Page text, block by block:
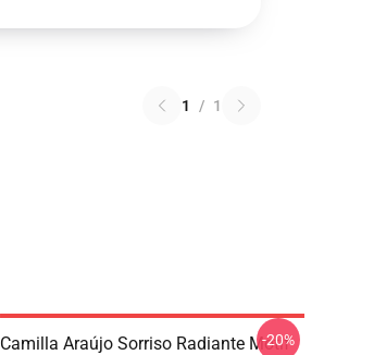
1 / 1
Camilla Araújo Sorriso Radiante Motif
-20%